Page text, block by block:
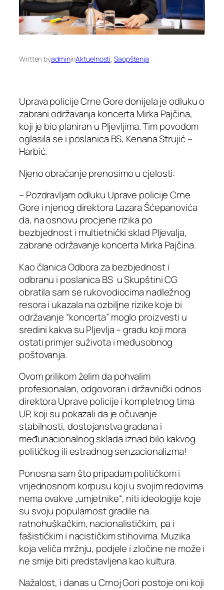
Written byadmininAktuelnosti, Saopštenja
Uprava policije Crne Gore donijela je odluku o
zabrani održavanja koncerta Mirka Pajčina,
koji je bio planiran u Pljevljima. Tim povodom
oglasila se i poslanica BS, Kenana Strujić –
Harbić.
Njeno obraćanje prenosimo u cjelosti:
– Pozdravljam odluku Uprave policije Crne
Gore i njenog direktora Lazara Šćepanovića
da, na osnovu procjene rizika po
bezbjednost i multietnički sklad Pljevalja,
zabrane održavanje koncerta Mirka Pajčina.
Kao članica Odbora za bezbjednost i
odbranu i poslanica BS u Skupštini CG
obratila sam se rukovodiocima nadležnog
resora i ukazala na ozbiljne rizike koje bi
održavanje “koncerta” moglo proizvesti u
sredini kakva su Pljevlja – gradu koji mora
ostati primjer suživota i međusobnog
poštovanja.
Ovom prilikom želim da pohvalim
profesionalan, odgovoran i državnički odnos
direktora Uprave policije i kompletnog tima
UP, koji su pokazali da je očuvanje
stabilnosti, dostojanstva građana i
međunacionalnog sklada iznad bilo kakvog
političkog ili estradnog senzacionalizma!
Ponosna sam što pripadam političkom i
vrijednosnom korpusu koji u svojim redovima
nema ovakve „umjetnike“, niti ideologije koje
su svoju popularnost gradile na
ratnohuškačkim, nacionalističkim, pa i
fašističkim i nacističkim stihovima. Muzika
koja veliča mržnju, podjele i zločine ne može i
ne smije biti predstavljena kao kultura.
Nažalost, i danas u Crnoj Gori postoje oni koji